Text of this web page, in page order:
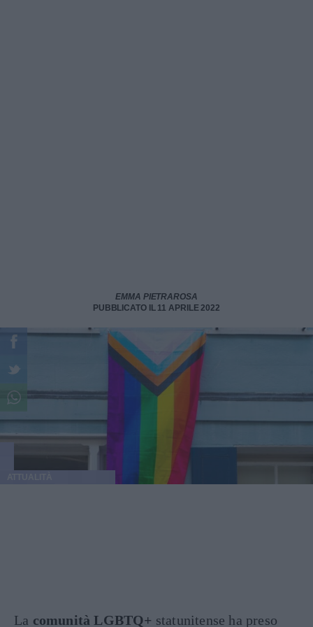
EMMA PIETRAROSA
PUBBLICATO IL 11 APRILE 2022
La comunità LGBTQ+ statunitense ha preso